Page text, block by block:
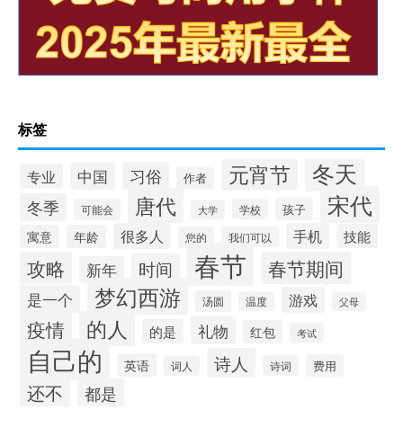
标签
专业 中国 习俗 作者 元宵节 冬天
冬季 可能会 唐代 大学 学校 孩子 宋代
寓意 年龄 很多人 您的 我们可以 手机 技能
攻略 新年 时间 春节 春节期间
是一个 梦幻西游 汤圆 温度 游戏 父母
疫情 的人 的是 礼物 红包 考试
自己的 英语 词人 诗人 诗词 费用
还不 都是